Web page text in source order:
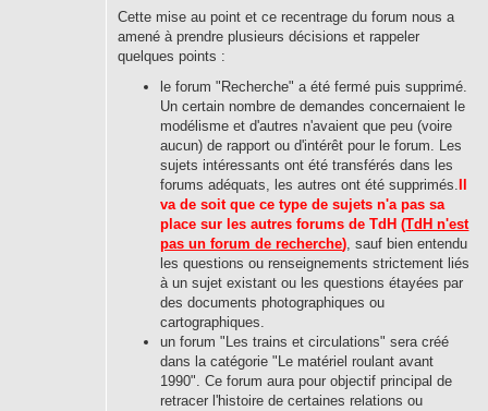
Cette mise au point et ce recentrage du forum nous a
amené à prendre plusieurs décisions et rappeler
quelques points :
le forum "Recherche" a été fermé puis supprimé.
Un certain nombre de demandes concernaient le
modélisme et d'autres n'avaient que peu (voire
aucun) de rapport ou d'intérêt pour le forum. Les
sujets intéressants ont été transférés dans les
forums adéquats, les autres ont été supprimés.
va de soit que ce type de sujets n'a pas sa
place sur les autres forums de TdH (TdH n'est
pas un forum de recherche), sauf bien entendu
les questions ou renseignements strictement liés
à un sujet existant ou les questions étayées par
des documents photographiques ou
cartographiques.
un forum "Les trains et circulations" sera créé
dans la catégorie "Le matériel roulant avant
1990". Ce forum aura pour objectif principal de
retracer l'histoire de certaines relations ou